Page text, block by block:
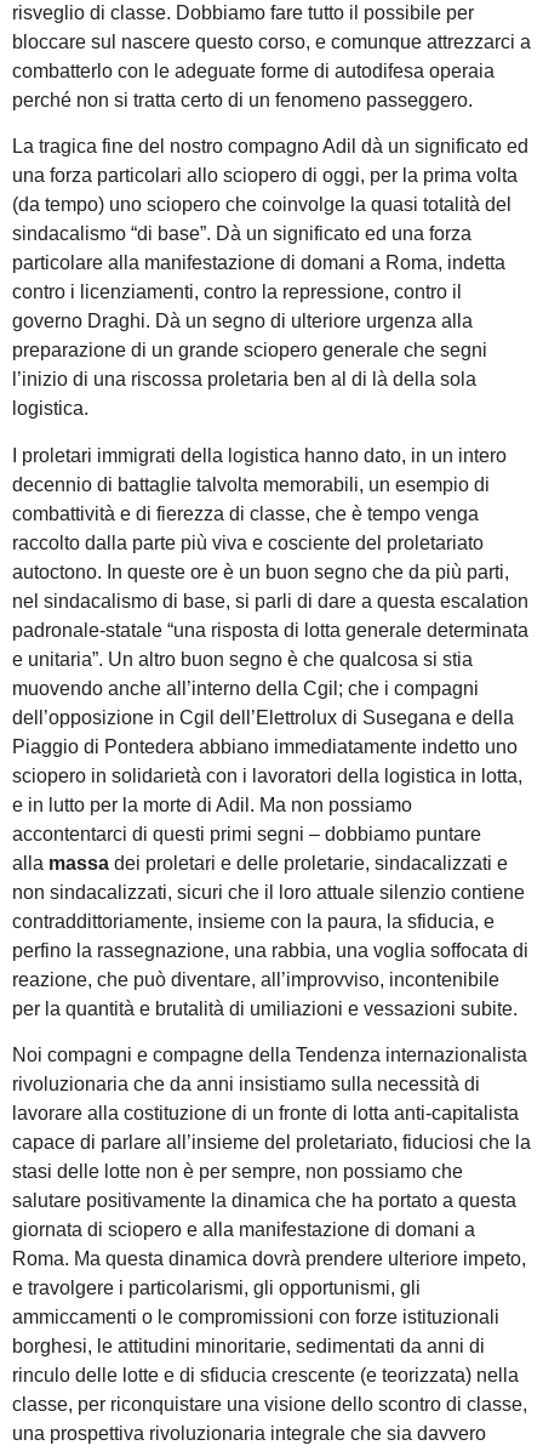
risveglio di classe. Dobbiamo fare tutto il possibile per
bloccare sul nascere questo corso, e comunque attrezzarci a
combatterlo con le adeguate forme di autodifesa operaia
perché non si tratta certo di un fenomeno passeggero.
La tragica fine del nostro compagno Adil dà un significato ed
una forza particolari allo sciopero di oggi, per la prima volta
(da tempo) uno sciopero che coinvolge la quasi totalità del
sindacalismo “di base”. Dà un significato ed una forza
particolare alla manifestazione di domani a Roma, indetta
contro i licenziamenti, contro la repressione, contro il
governo Draghi. Dà un segno di ulteriore urgenza alla
preparazione di un grande sciopero generale che segni
l’inizio di una riscossa proletaria ben al di là della sola
logistica.
I proletari immigrati della logistica hanno dato, in un intero
decennio di battaglie talvolta memorabili, un esempio di
combattività e di fierezza di classe, che è tempo venga
raccolto dalla parte più viva e cosciente del proletariato
autoctono. In queste ore è un buon segno che da più parti,
nel sindacalismo di base, si parli di dare a questa escalation
padronale-statale “una risposta di lotta generale determinata
e unitaria”. Un altro buon segno è che qualcosa si stia
muovendo anche all’interno della Cgil; che i compagni
dell’opposizione in Cgil dell’Elettrolux di Susegana e della
Piaggio di Pontedera abbiano immediatamente indetto uno
sciopero in solidarietà con i lavoratori della logistica in lotta,
e in lutto per la morte di Adil. Ma non possiamo
accontentarci di questi primi segni – dobbiamo puntare
alla massa dei proletari e delle proletarie, sindacalizzati e
non sindacalizzati, sicuri che il loro attuale silenzio contiene
contraddittoriamente, insieme con la paura, la sfiducia, e
perfino la rassegnazione, una rabbia, una voglia soffocata di
reazione, che può diventare, all’improvviso, incontenibile
per la quantità e brutalità di umiliazioni e vessazioni subite.
Noi compagni e compagne della Tendenza internazionalista
rivoluzionaria che da anni insistiamo sulla necessità di
lavorare alla costituzione di un fronte di lotta anti-capitalista
capace di parlare all’insieme del proletariato, fiduciosi che la
stasi delle lotte non è per sempre, non possiamo che
salutare positivamente la dinamica che ha portato a questa
giornata di sciopero e alla manifestazione di domani a
Roma. Ma questa dinamica dovrà prendere ulteriore impeto,
e travolgere i particolarismi, gli opportunismi, gli
ammiccamenti o le compromissioni con forze istituzionali
borghesi, le attitudini minoritarie, sedimentati da anni di
rinculo delle lotte e di sfiducia crescente (e teorizzata) nella
classe, per riconquistare una visione dello scontro di classe,
una prospettiva rivoluzionaria integrale che sia davvero